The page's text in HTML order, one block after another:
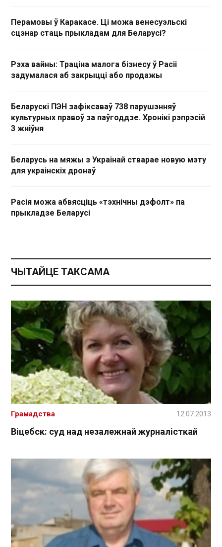
Перамовы ў Каракасе. Ці можа венесуэльскі
сцэнар стаць прыкладам для Беларусі?
Рэха вайны: Траціна малога бізнесу ў Расіі
задумалася аб закрыцці або продажы
Беларускі ПЭН зафіксаваў 738 парушэнняў
культурных правоў за паўгоддзе. Хронікі рэпрэсій
3 жніўня
Беларусь на мяжы з Украінай стварае новую мэту
для украінскіх дронаў
Расія можа абвясціць «тэхнічны дэфолт» па
прыкладзе Беларусі
ЧЫТАЙЦЕ ТАКСАМА
Віцебск: суд над незалежнай журналісткай
Грамадства 12.07.2013